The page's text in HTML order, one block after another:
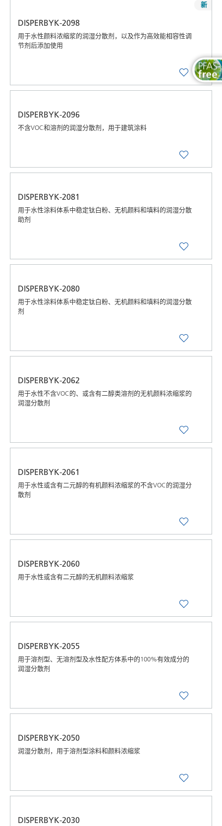
DISPERBYK-2098
用于水性颜料浓缩浆的润湿分散剂，以及作为高效能相容性调
节剂后添加使用
新
DISPERBYK-2096
不含VOC和溶剂的润湿分散剂，用于建筑涂料
DISPERBYK-2081
用于水性涂料体系中稳定钛白粉、无机颜料和填料的润湿分散
助剂
DISPERBYK-2080
用于水性涂料体系中稳定钛白粉、无机颜料和填料的润湿分散
剂
DISPERBYK-2062
用于水性不含VOC的、或含有二醇类溶剂的无机颜料浓缩浆的
润湿分散剂
DISPERBYK-2061
用于水性或含有二元醇的有机颜料浓缩浆的不含VOC的润湿分
散剂
DISPERBYK-2060
用于水性或含有二元醇的无机颜料浓缩浆
DISPERBYK-2055
用于溶剂型、无溶剂型及水性配方体系中的100%有效成分的
润湿分散剂
DISPERBYK-2050
润湿分散剂，用于溶剂型涂料和颜料浓缩浆
DISPERBYK-2030